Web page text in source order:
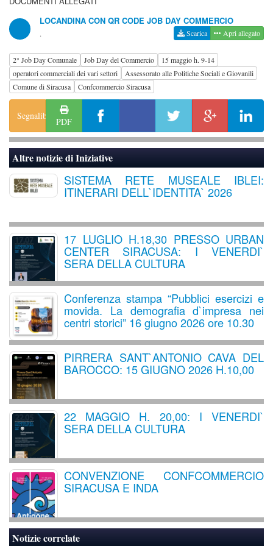
LOCANDINA CON QR CODE JOB DAY COMMERCIO
. Scarica Apri allegato
2° Job Day Comunale Job Day del Commercio
15 maggio h. 9-14
operatori commerciali dei vari settori
Assessorato alle Politiche Sociali e Giovanili
Comune di Siracusa
Confcommercio Siracusa
Segnalibro
PDF
Altre notizie diIniziative
SISTEMA RETE MUSEALE IBLEI:
ITINERARI DELL`IDENTITA` 2026
17 LUGLIO H.18,30 PRESSO URBAN
CENTER SIRACUSA: I VENERDI`
SERA DELLA CULTURA
Conferenza stampa “Pubblici esercizi e
movida. La demografia d`impresa nei
centri storici” 16 giugno 2026 ore 10.30
PIRRERA SANT`ANTONIO CAVA DEL
BAROCCO: 15 GIUGNO 2026 H.10,00
22 MAGGIO H. 20,00: I VENERDI`
SERA DELLA CULTURA
CONVENZIONE CONFCOMMERCIO
SIRACUSA E INDA
Notizie correlate